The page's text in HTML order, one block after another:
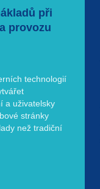
při
provozu
technologií
a uživatelsky
stránky
než tradiční